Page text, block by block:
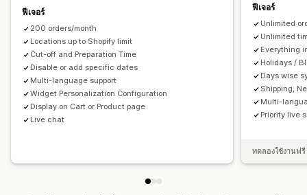
การติดตามแบบเรียลไทม์
การแจ้งเตือนทาง SMS
แผนที่จัดส่ง
การแจ้งเตือนทางอีเมล
เวลาถึงโดยประมาณ การติดตามผู้ขับขี่
การติดตามคำสั่งซื้อ
หลักฐานการจัดส่ง
การแจ้งเตือนแบบพุชบนเว็บ
หน้าการติดตาม
การเพิ่มประสิทธิภาพเส้นทาง
หลายตำแหน่งที่ตั้ง
การปรับแต่ง
หน้าการจอง วิดเจ็ตปฏิทิน ตั๋วที่กำหนดเอง
แบบฟอร์มที่กำหนดเอง
การแจ้งเตือนพนักงาน การสร้างแบรนด์
ฟีเจอร์
200 orders/month
Locations up to Shopify limit
Cut-off and Preparation Time
Disable or add specific dates
Multi-language support
Widget Personalization Configuration
Display on Cart or Product page
Live chat
ฟีเจอร์
Unlimited
Unlimited
Everything
Holidays /
Days wise
Shipping,
Multi-
Priority live
ทดลองใช้งานฟ